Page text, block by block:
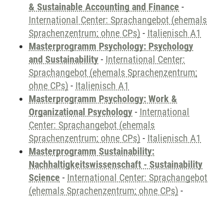
& Sustainable Accounting and Finance -
International Center: Sprachangebot (ehemals
Sprachenzentrum; ohne CPs) - Italienisch A1
Masterprogramm Psychology: Psychology
and Sustainability - International Center:
Sprachangebot (ehemals Sprachenzentrum;
ohne CPs) - Italienisch A1
Masterprogramm Psychology: Work &
Organizational Psychology - International
Center: Sprachangebot (ehemals
Sprachenzentrum; ohne CPs) - Italienisch A1
Masterprogramm Sustainability:
Nachhaltigkeitswissenschaft - Sustainability
Science - International Center: Sprachangebot
(ehemals Sprachenzentrum; ohne CPs) -